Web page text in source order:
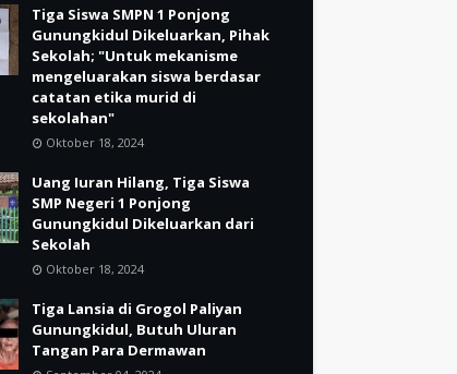
Tiga Siswa SMPN 1 Ponjong
Gunungkidul Dikeluarkan, Pihak
Sekolah; "Untuk mekanisme
mengeluarakan siswa berdasar
catatan etika murid di
sekolahan"
Oktober 18, 2024
Uang Iuran Hilang, Tiga Siswa
SMP Negeri 1 Ponjong
Gunungkidul Dikeluarkan dari
Sekolah
Oktober 18, 2024
Tiga Lansia di Grogol Paliyan
Gunungkidul, Butuh Uluran
Tangan Para Dermawan